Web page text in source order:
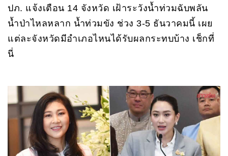
ปภ. แจ้งเตือน 14 จังหวัด เฝ้าระวังน้ำท่วมฉับพลัน
น้ำป่าไหลหลาก น้ำท่วมขัง ช่วง 3-5 ธันวาคมนี้ เผย
แต่ละจังหวัดมีอำเภอไหนได้รับผลกระทบบ้าง เช็กที่
นี่